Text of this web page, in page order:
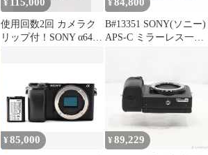
¥
使用回数2回 カメラク
リップ付！SONY α6400
¥
B#13351 SONY(ソニー)
APS-C ミラーレス一眼
ILCE-6400 S
¥85,000 ¥89,229